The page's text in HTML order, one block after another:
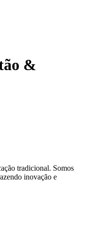
&
tradicional. Somos
inovação e